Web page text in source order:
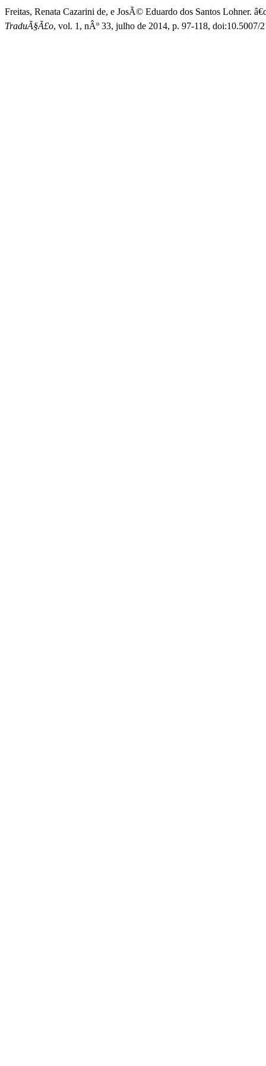
Freitas, Renata Cazarini de, e JosÃ© Eduardo dos Santos Lohner.
TraduÃ§Ã£o, vol. 1, nÂº 33, julho de 2014, p. 97-118, doi:10.5007/